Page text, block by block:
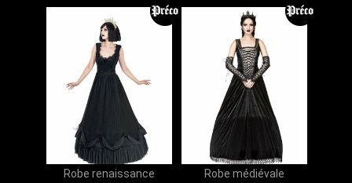
Robe renaissance
Robe médiévale